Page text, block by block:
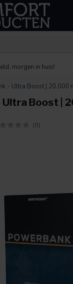
morgen in huis!
- Ultra Boost | 20.000
Ultra Boost |
(0)